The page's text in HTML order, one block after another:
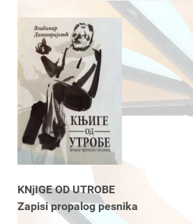
KNjIGE OD UTROBE
Zapisi propalog pesnika